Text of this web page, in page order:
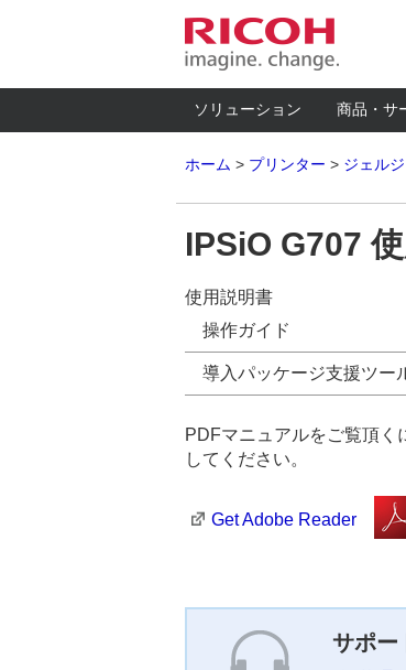
ソリューション 商品・サ
ホーム プリンター ジェル
IPSiO G707
使用説明書
操作ガイド
導入パッケージ支援ツー
PDFマニュアルをご覧頂く
してください。
Get Adobe Reader
サポー